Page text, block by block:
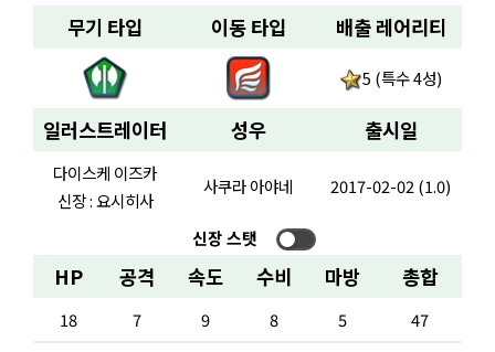
무기 타입 이동 타입 배출 레어리티
5 (특수 4성)
일러스트레이터 성우 출시일
다이스케 이즈카
신장 : 요시히사
사쿠라 아야네 2017-02-02 (1.0)
신장 스탯
HP 공격 속도 수비 마방 총합
18 7 9 8 5
47